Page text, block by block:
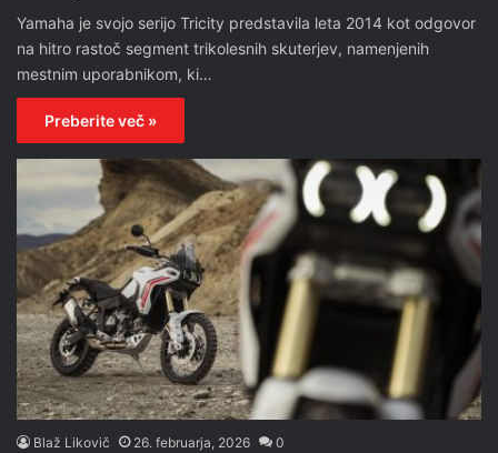
Yamaha je svojo serijo Tricity predstavila leta 2014 kot odgovor
na hitro rastoč segment trikolesnih skuterjev, namenjenih
mestnim uporabnikom, ki…
Preberite več »
Blaž Likovič 26. februarja, 2026 0